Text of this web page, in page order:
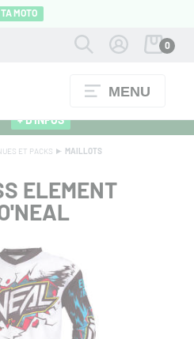
MOTO
0
MENU
OFFERT POUR L'ACHAT D'UNE
+ D'INFOS
ET PACKS MAILLOTS
ELEMENT